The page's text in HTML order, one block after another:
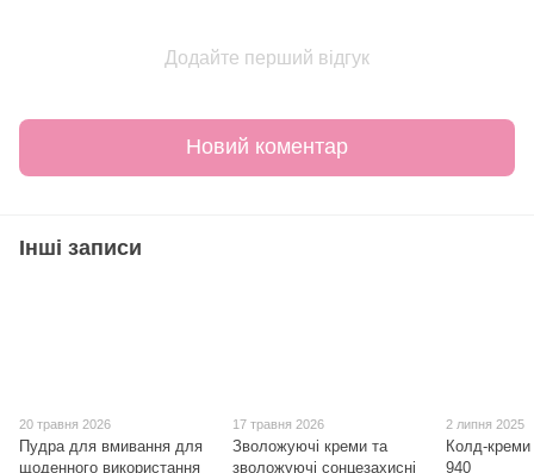
Додайте перший відгук
Новий коментар
Інші записи
20 травня 2026
Пудра для вмивання для
щоденного використання
17 травня 2026
Зволожуючі креми та
зволожуючі сонцезахисні
2 липня 2025
Колд-креми
940